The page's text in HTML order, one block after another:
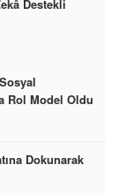
Destekli
Rol Model Oldu
Dokunarak